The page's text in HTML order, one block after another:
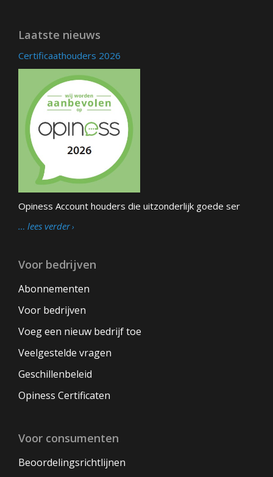
Laatste nieuws
Certificaathouders 2026
Opiness Account houders die uitzonderlijk goede ser
… lees verder
Voor bedrijven
Abonnementen
Voor bedrijven
Voeg een nieuw bedrijf toe
Veelgestelde vragen
Geschillenbeleid
Opiness Certificaten
Voor consumenten
Beoordelingsrichtlijnen